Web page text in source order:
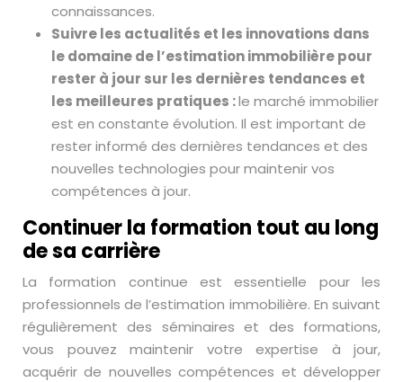
connaissances.
Suivre les actualités et les innovations dans
le domaine de l’estimation immobilière pour
rester à jour sur les dernières tendances et
les meilleures pratiques :le marché immobilier
est en constante évolution. Il est important de
rester informé des dernières tendances et des
nouvelles technologies pour maintenir vos
compétences à jour.
Continuer la formation tout au long
de sa carrière
La formation continue est essentielle pour les
professionnels de l’estimation immobilière. En suivant
régulièrement des séminaires et des formations,
vous pouvez maintenir votre expertise à jour,
acquérir de nouvelles compétences et développer